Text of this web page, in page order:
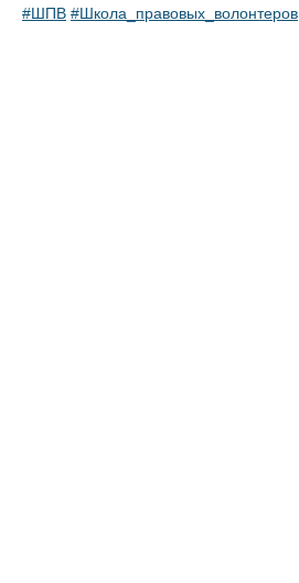
#ШПВ #Школа_правовых_волонтеров